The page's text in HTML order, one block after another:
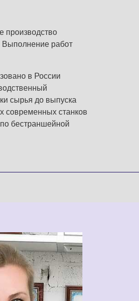
производство
Выполнение работ
в России
сырья до выпуска
современных станков
бестраншейной